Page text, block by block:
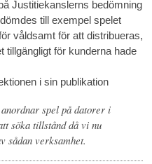
Justitiekanslerns bedömning
till exempel spelet
våldsamt för att distribueras,
tillgängligt för kunderna hade
i sin publikation
spel på datorer i
söka tillstånd då vi nu
sådan verksamhet.